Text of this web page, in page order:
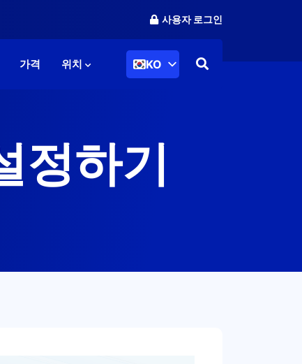
사용자 로그인
가격 위치 KO
정하기